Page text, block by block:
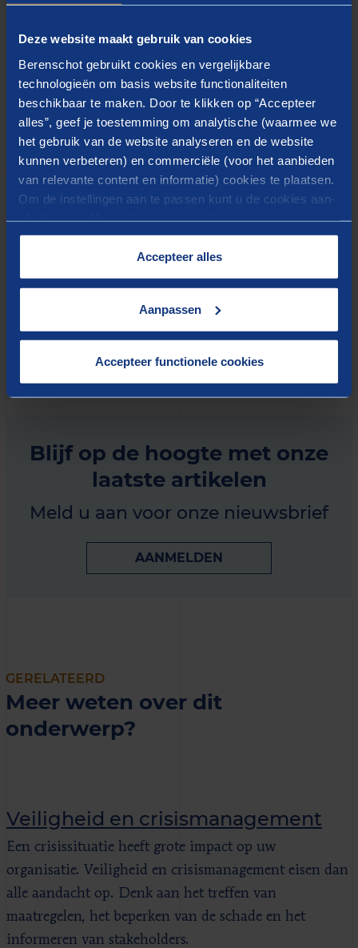
Deze website maakt gebruik van cookies
Berenschot gebruikt cookies en vergelijkbare
technologieën om basis website functionaliteiten
beschikbaar te maken. Door te klikken op “Accepteer
alles”, geef je toestemming om analytische (waarmee we
het gebruik van de website analyseren en de website
kunnen verbeteren) en commerciële (voor het aanbieden
van relevante content en informatie) cookies te plaatsen.
Om de instellingen aan te passen kunt u de cookies aan-
cookies op onze website treft u in onze
Accepteer alles
Aanpassen
Accepteer functionele cookies
oefening kwam ook de rol van de fictief getroffen
bedrijven en de rol van de veiligheidsregio
nadrukkelijk in beeld. Met de ontwikkeling van de
actiecentra Maritiem en ICT en het gezamenlijk
oefenen met het Haven Crisisteam heeft het
Havenbedrijf Rotterdam een sprong voorwaarts
gemaakt in crisismanagement.
Meer over
FERM ROTTERDAM
Blijf op de hoogte met onze
laatste artikelen
Meld u aan voor onze nieuwsbrief
AANMELDEN
GERELATEERD
Meer weten over dit
onderwerp?
Veiligheid en crisismanagement
Een crisissituatie heeft grote impact op uw
organisatie. Veiligheid en crisismanagement eisen dan
alle aandacht op. Denk aan het treffen van
maatregelen, het beperken van de schade en het
informeren van stakeholders.